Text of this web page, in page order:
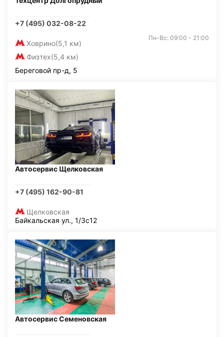
+7 (495) 032-08-22
Ховрино(5,1 км)
Физтех(5,4 км)
Пн-Вс: 09:00 - 21:00
Береговой пр-д, 5
Автосервис Щелковская
+7 (495) 162-90-81
Щелковская
Байкальская ул., 1/3с12
Автосервис Семеновская